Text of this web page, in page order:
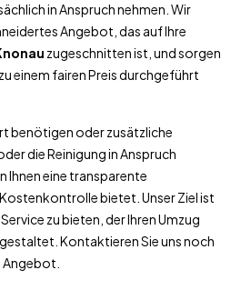
in Anspruch nehmen. Wir
Angebot, das auf Ihre
zugeschnitten ist, und sorgen
zu einem fairen Preis durchgeführt
benötigen oder zusätzliche
die Reinigung in Anspruch
Ihnen eine transparente
bietet. Unser Ziel ist
zu bieten, der Ihren Umzug
Kontaktieren Sie uns noch